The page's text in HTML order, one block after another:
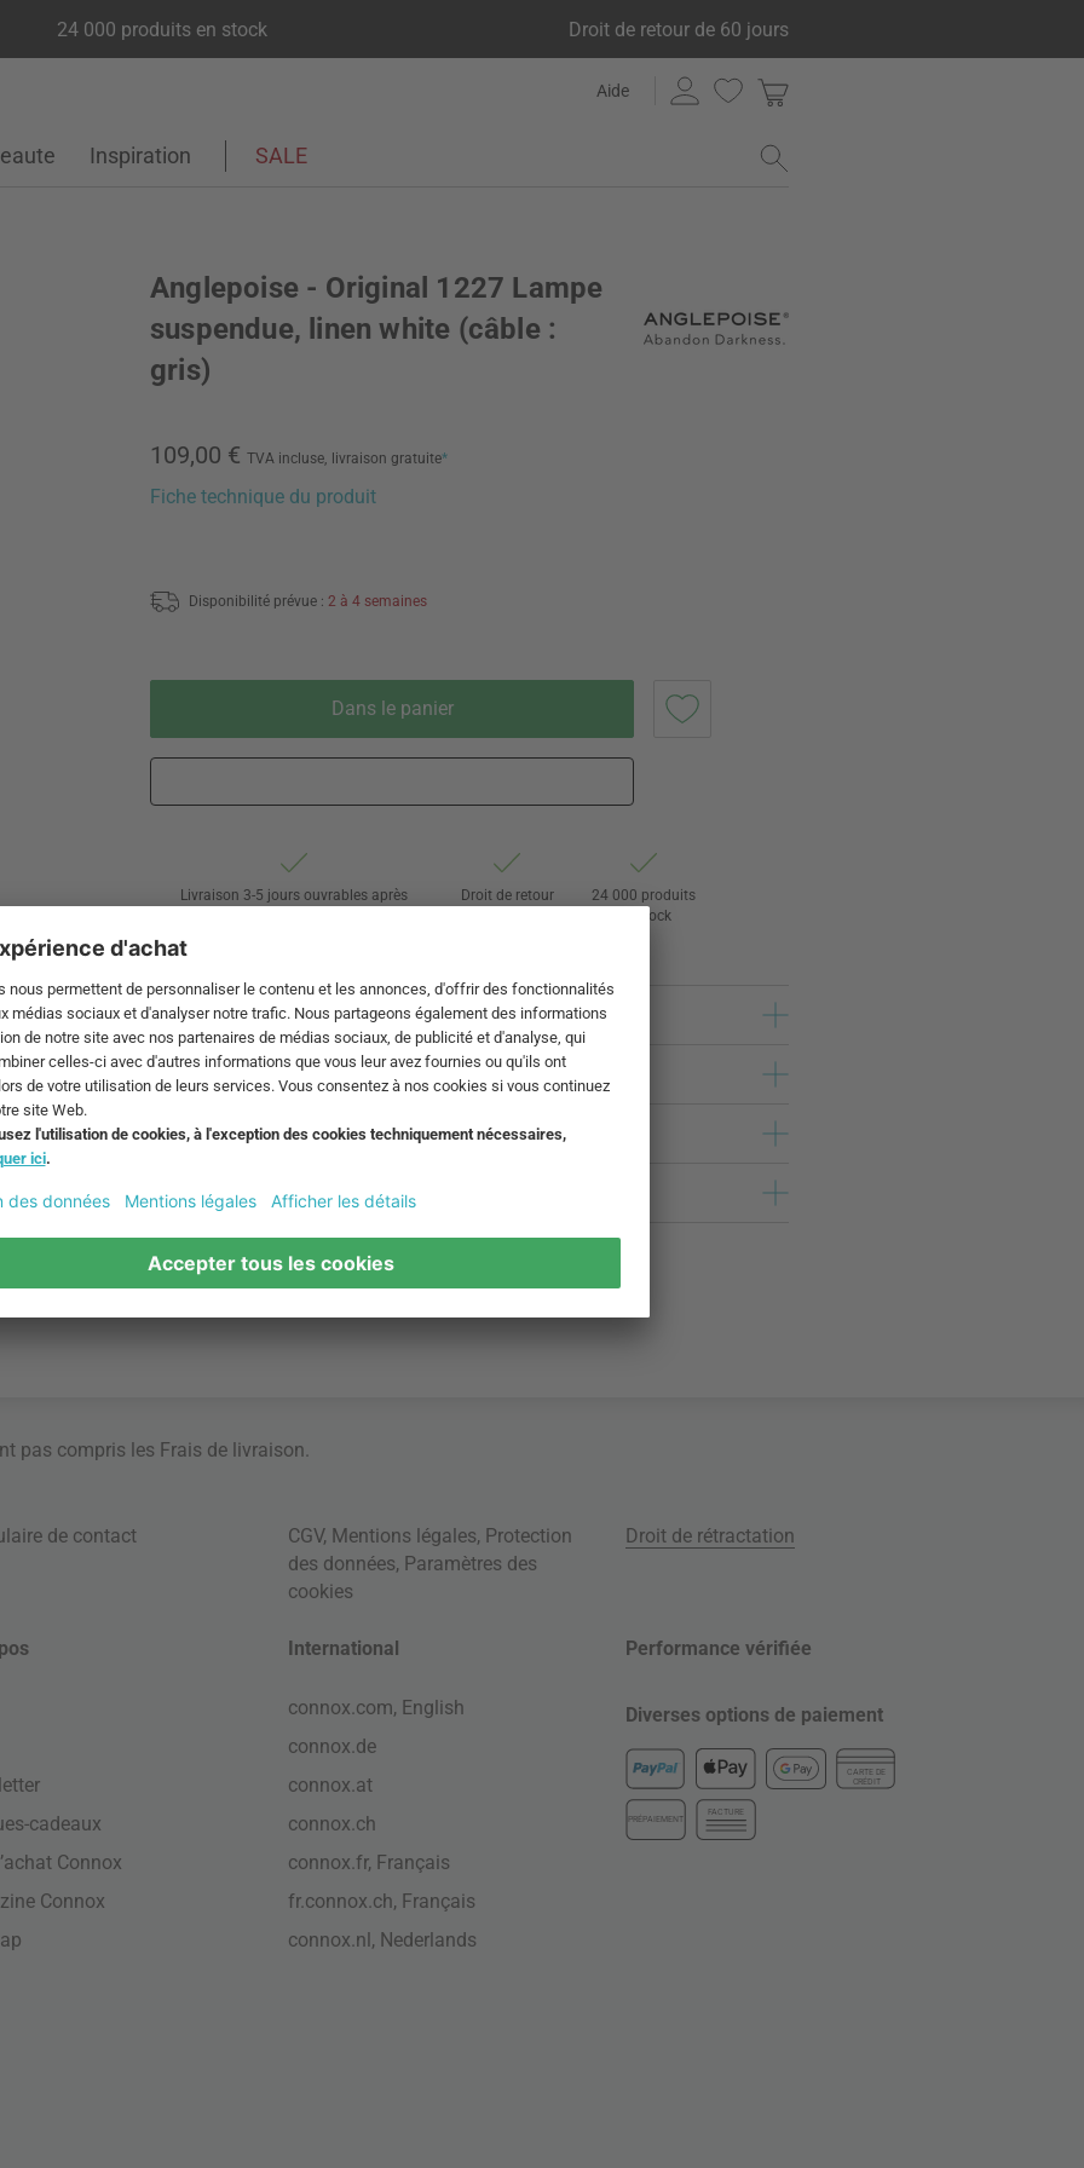
24 000 produits en stock Droit de retour de 60 jours
Aide
Inspiration SALE
Anglepoise - Original 1227 Lampe
suspendue, linen white (câble :
gris)
109,00 € TVA incluse, livraison gratuite*
Fiche technique du produit
Disponibilité prévue : 2 à 4 semaines
Dans le panier
Livraison 3-5 jours ouvrables après
Droit de retour
24 000 produits
en stock
pas compris les Frais de livraison
de contact CGV, Mentions légales, Protection
des données, Paramètres des
cookies
Droit de rétractation
cadeaux
Connox
Connox
International
connox.com, English
connox.de
connox.at
connox.ch
connox.fr, Français
fr.connox.ch, Français
connox.nl, Nederlands
Performance vérifiée
Diverses options de paiement
CARTE DE
CRÉDIT
PRÉPAIEMENT
FACTURE